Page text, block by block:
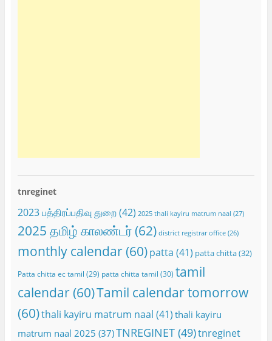
tnreginet
2023 பத்திரப்பதிவு துறை(42) 2025 thali kayiru matrum naal (27)
2025 தமிழ் காலண்டர்(62) district registrar office(26)
monthly calendar(60) patta (41) patta chitta(32)
Patta chitta ec tamil (29) patta chitta tamil (30) tamil
calendar(60)Tamil calendar tomorrow
(60)thali kayiru matrum naal (41) thali kayiru
matrum naal 2025 (37)TNREGINET(49)tnreginet